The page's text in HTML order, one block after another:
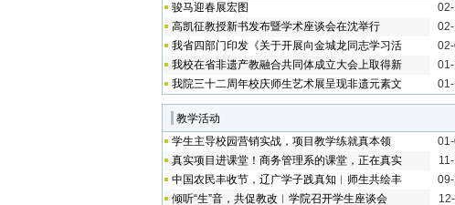
骏马迎春展宏图
高凯征教授新书发布暨学术座谈会在沈举行
我省四部门印发《关于开展向金城龙同志学习活
我校在省非遗产教融合共同体成立大会上取得新
我院三十二周年校庆师生艺术展呈现非遗元素文
教学活动
学生主导校园营销实战，项目教学练就真本领
真实项目进课堂！商务管理系的课堂，正在真实
中国农民丰收节，辽广学子践真知︱师生共绘丰
倾听“生”音，共促教改︱学院召开学生座谈会